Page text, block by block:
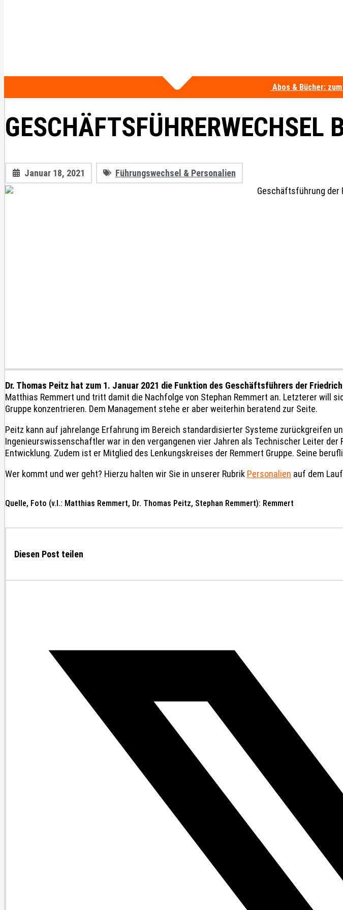
Abos & Bücher:
GESCHÄFTSFÜHRERWECHSEL
Januar 18, 2021 Führungswechsel & Personalien
Dr. Thomas Peitz hat zum 1. Januar 2021 die Funktion des Geschäftsführers der
Matthias Remmert und tritt damit die Nachfolge von Stephan Remmert an. Letzterer will
Gruppe konzentrieren. Dem Management stehe er aber weiterhin beratend zur Seite.
Peitz kann auf jahrelange Erfahrung im Bereich standardisierter Systeme zurückgreifen
Ingenieurswissenschaftler war in den vergangenen vier Jahren als Technischer Leiter
Entwicklung. Zudem ist er Mitglied des Lenkungskreises der Remmert Gruppe. Seine
Wer kommt und wer geht? Hierzu halten wir Sie in unserer Rubrik Personalien auf dem
Quelle, Foto (v.l.: Matthias Remmert, Dr. Thomas Peitz, Stephan Remmert): Remmert
Diesen Post teilen